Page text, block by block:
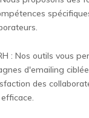
: Nos outils vous
d'emailing
des